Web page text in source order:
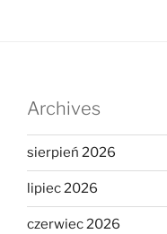
Archives
sierpień 2026
lipiec 2026
czerwiec 2026